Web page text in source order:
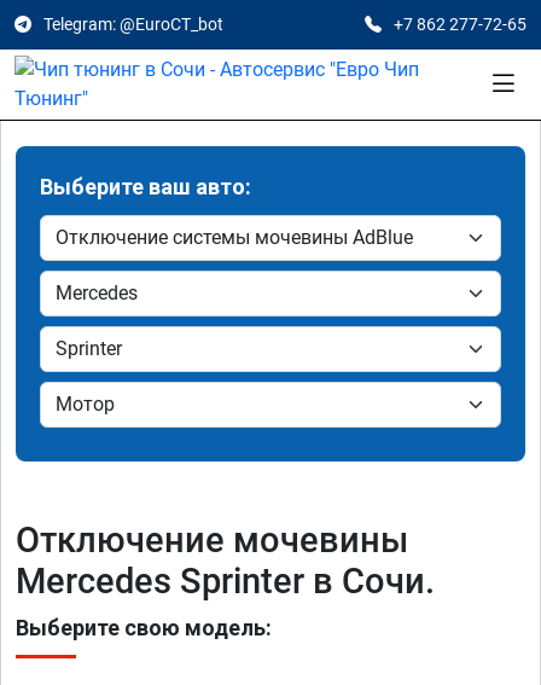
Telegram: @EuroCT_bot +7 862 277-72-65
Выберите ваш авто:
Отключение мочевины
Mercedes Sprinter в Сочи.
Выберите свою модель: